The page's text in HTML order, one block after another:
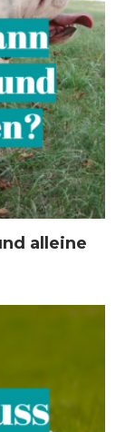
alleine